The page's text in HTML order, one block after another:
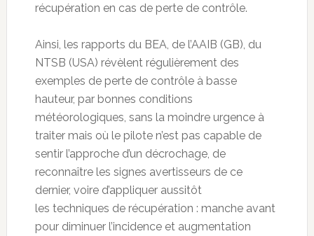
récupération en cas de perte de contrôle.
Ainsi, les rapports du BEA, de l’AAIB (GB), du
NTSB (USA) révèlent régulièrement des
exemples de perte de contrôle à basse
hauteur, par bonnes conditions
météorologiques, sans la moindre urgence à
traiter mais où le pilote n’est pas capable de
sentir l’approche d’un décrochage, de
reconnaître les signes avertisseurs de ce
dernier, voire d’appliquer aussitôt
les techniques de récupération : manche avant
pour diminuer l’incidence et augmentation